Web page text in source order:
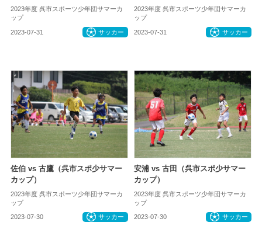
2023年度 呉市スポーツ少年団サマーカ
ップ
2023-07-31 サッカー
2023年度 呉市スポーツ少年団サマーカ
ップ
2023-07-31 サッカー
佐伯 vs 古鷹（呉市スポ少サマー
カップ）
2023年度 呉市スポーツ少年団サマーカ
ップ
2023-07-30 サッカー
安浦 vs 古田（呉市スポ少サマー
カップ）
2023年度 呉市スポーツ少年団サマーカ
ップ
2023-07-30 サッカー